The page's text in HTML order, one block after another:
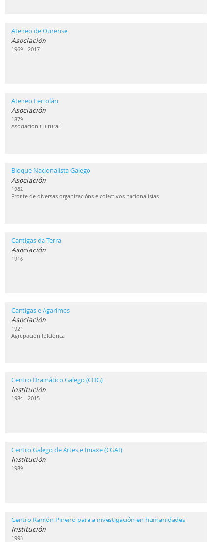
Ateneo de Ourense
Asociación
1969 - 2017
Ateneo Ferrolán
Asociación
1879
Asociación Cultural
Bloque Nacionalista Galego
Asociación
1982
Fronte de diversas organizacións e colectivos nacionalistas
Cantigas da Terra
Asociación
1916
Cantigas e Agarimos
Asociación
1921
Agrupación folclórica
Centro Dramático Galego (CDG)
Institución
1984 - 2015
Centro Galego de Artes e Imaxe (CGAI)
Institución
1989
Centro Ramón Piñeiro para a investigación en humanidades
Institución
1993